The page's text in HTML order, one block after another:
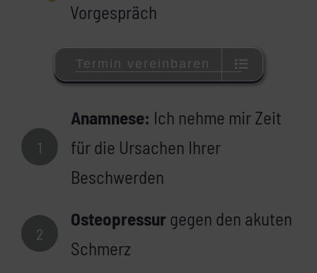
Vorgespräch
Termin vereinbaren
1
Anamnese: Ich nehme mir Zeit
für die Ursachen Ihrer
Beschwerden
2
Osteopressurgegen den akuten
Schmerz